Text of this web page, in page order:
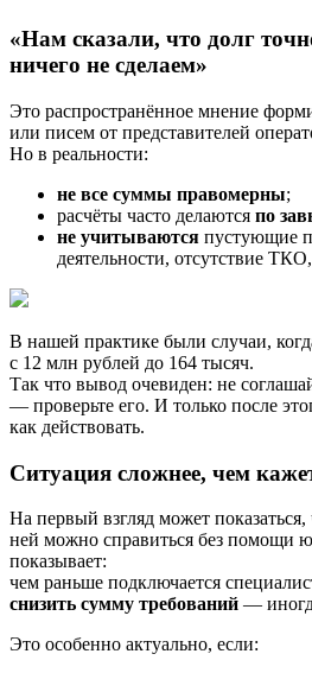
«Нам сказали, что долг
ничего не сделаем»
Это распространённое мнение
или писем от представителей
Но в реальности:
не все суммы правомерны;
расчёты часто делаются по
не учитываются пустующие
деятельности, отсутствие
В нашей практике были случаи,
с 12 млн рублей до 164 тысяч.
Так что вывод очевиден: не
— проверьте его. И только после
как действовать.
Ситуация сложнее, чем
На первый взгляд может
ней можно справиться без помощи
показывает:
чем раньше подключается
снизить сумму требований —
Это особенно актуально, если: